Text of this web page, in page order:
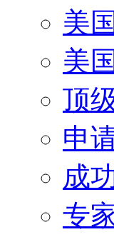
美
美
顶
申
成
专